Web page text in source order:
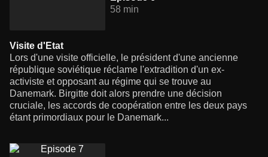
58 min
Visite d'Etat
Lors d'une visite officielle, le président d'une ancienne
république soviétique réclame l'extradition d'un ex-
activiste et opposant au régime qui se trouve au
Danemark. Birgitte doit alors prendre une décision
cruciale, les accords de coopération entre les deux pays
étant primordiaux pour le Danemark...